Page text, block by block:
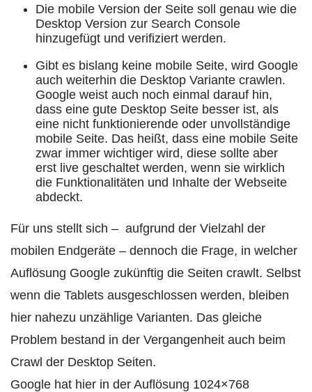
Die mobile Version der Seite soll genau wie die
Desktop Version zur Search Console
hinzugefügt und verifiziert werden.
Gibt es bislang keine mobile Seite, wird Google
auch weiterhin die Desktop Variante crawlen.
Google weist auch noch einmal darauf hin,
dass eine gute Desktop Seite besser ist, als
eine nicht funktionierende oder unvollständige
mobile Seite. Das heißt, dass eine mobile Seite
zwar immer wichtiger wird, diese sollte aber
erst live geschaltet werden, wenn sie wirklich
die Funktionalitäten und Inhalte der Webseite
abdeckt.
Für uns stellt sich – aufgrund der Vielzahl der
mobilen Endgeräte – dennoch die Frage, in welcher
Auflösung Google zukünftig die Seiten crawlt. Selbst
wenn die Tablets ausgeschlossen werden, bleiben
hier nahezu unzählige Varianten. Das gleiche
Problem bestand in der Vergangenheit auch beim
Crawl der Desktop Seiten.
Google hat hier in der Auflösung 1024×768